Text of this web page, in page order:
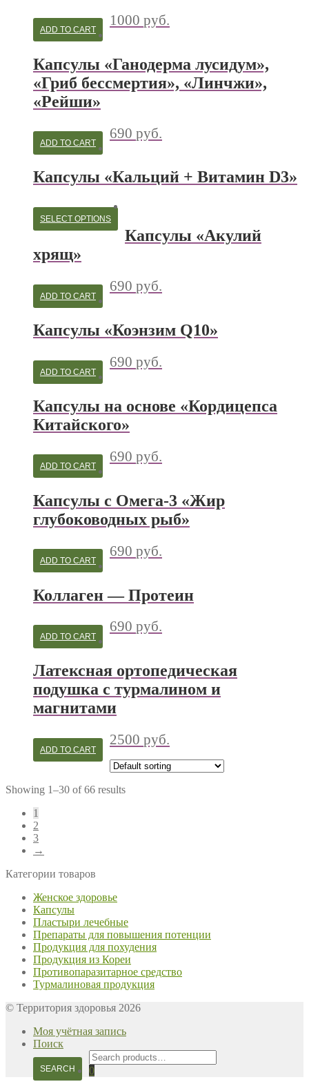
1000 руб.
ADD TO CART
Капсулы «Ганодерма лусидум»,
«Гриб бессмертия», «Линчжи»,
«Рейши»
690 руб.
ADD TO CART
Капсулы «Кальций + Витамин D3»
SELECT OPTIONS
Капсулы «Акулий
хрящ»
690 руб.
ADD TO CART
Капсулы «Коэнзим Q10»
690 руб.
ADD TO CART
Капсулы на основе «Кордицепса
Китайского»
690 руб.
ADD TO CART
Капсулы с Омега-3 «Жир
глубоководных рыб»
690 руб.
ADD TO CART
Коллаген — Протеин
690 руб.
ADD TO CART
Латексная ортопедическая
подушка с турмалином и
магнитами
2500 руб.
ADD TO CART
Showing 1–30 of 66 results
1
2
3
→
Категории товаров
Женское здоровье
Капсулы
Пластыри лечебные
Препараты для повышения потенции
Продукция для похудения
Продукция из Кореи
Противопаразитарное средство
Турмалиновая продукция
© Территория здоровья 2026
Моя учётная запись
Поиск
Search
for:
SEARCH 0